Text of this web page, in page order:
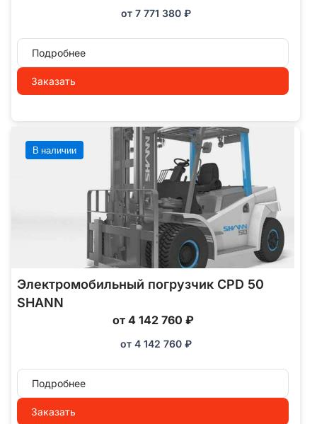
от 7 771 380 ₽
Подробнее
Заказать
В наличии
Электромобильный погрузчик CPD 50
SHANN
от 4 142 760 ₽
от 4 142 760 ₽
Подробнее
Заказать